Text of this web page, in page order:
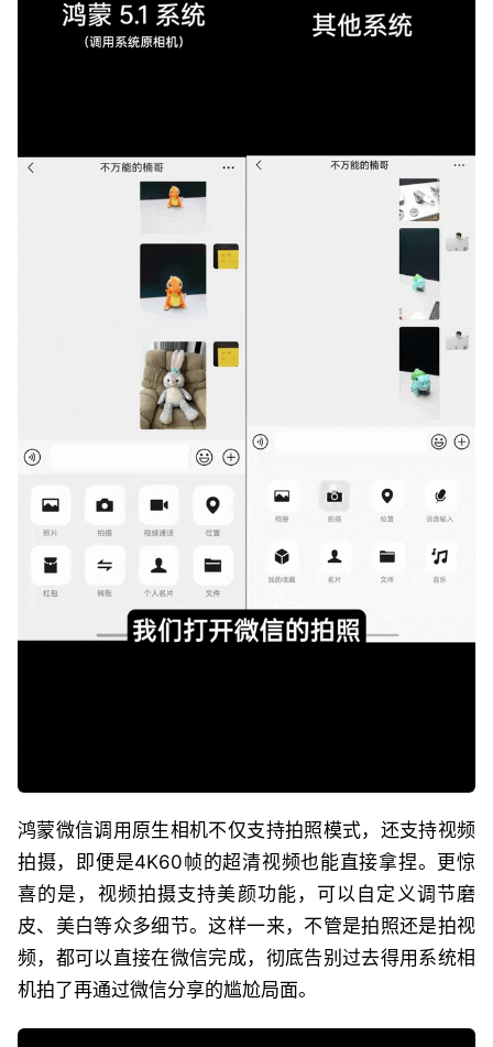
鸿蒙微信调用原生相机不仅支持拍照模式，还支持视频
拍摄，即便是4K60帧的超清视频也能直接拿捏。更惊
喜的是，视频拍摄支持美颜功能，可以自定义调节磨
皮、美白等众多细节。这样一来，不管是拍照还是拍视
频，都可以直接在微信完成，彻底告别过去得用系统相
机拍了再通过微信分享的尴尬局面。